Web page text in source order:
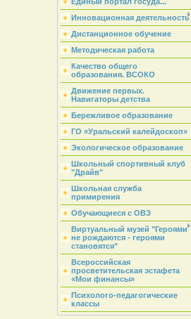
Инновационная деятельность
Дистанционное обучение
Методическая работа
Качество общего
образования. ВСОКО
Движение первых.
Навигаторы детства
Бережливое образование
ГО «Уральский калейдоскоп»
Экологическое образование
Школьный спортивный клуб
"Драйв"
Школьная служба
примирения
Обучающиеся с ОВЗ
Виртуальный музей "Героями
не рождаются - героями
становятся"
Всероссийская
просветительская эстафета
«Мои финансы»
Психолого-педагогические
классы